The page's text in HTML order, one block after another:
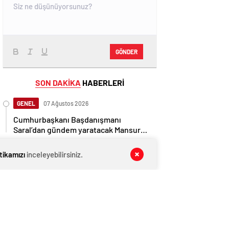
GÖNDER
SON DAKİKA HABERLERİ
GENEL 07 Ağustos 2026
Cumhurbaşkanı Başdanışmanı
Saral’dan gündem yaratacak Mansur
inceleyebilirsiniz.